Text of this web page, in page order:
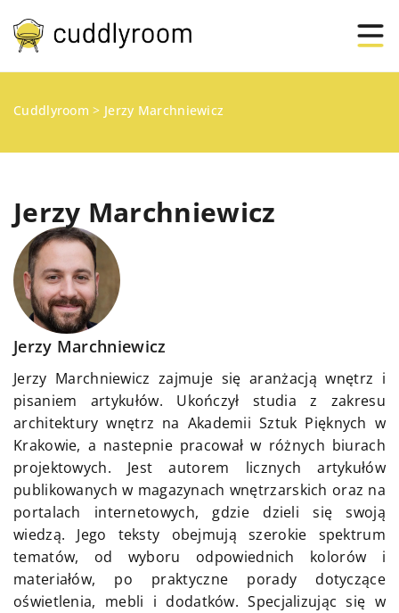
Cuddlyroom > Jerzy Marchniewicz
Jerzy Marchniewicz
Jerzy Marchniewicz
Jerzy Marchniewicz zajmuje się aranżacją wnętrz i
pisaniem artykułów. Ukończył studia z zakresu
architektury wnętrz na Akademii Sztuk Pięknych w
Krakowie, a nastepnie pracował w różnych biurach
projektowych. Jest autorem licznych artykułów
publikowanych w magazynach wnętrzarskich oraz na
portalach internetowych, gdzie dzieli się swoją
wiedzą. Jego teksty obejmują szerokie spektrum
tematów, od wyboru odpowiednich kolorów i
materiałów, po praktyczne porady dotyczące
oświetlenia, mebli i dodatków. Specjalizując się w